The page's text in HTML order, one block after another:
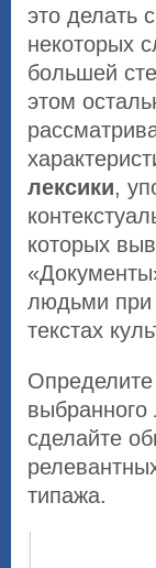
это делать
некоторых
большей
этом
лексики,
которых
людьми при
текстах
выбранного
сделайте
типажа.